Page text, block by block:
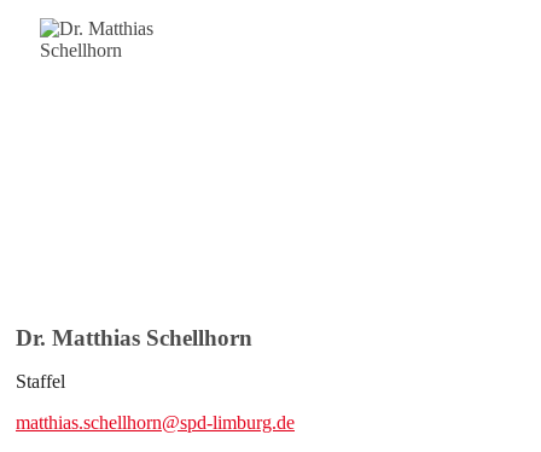
Dr. Matthias Schellhorn
Staffel
matthias.schellhorn@spd-limburg.de